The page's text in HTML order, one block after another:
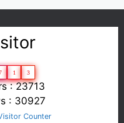
1 3
: 23713
: 30927
Counter